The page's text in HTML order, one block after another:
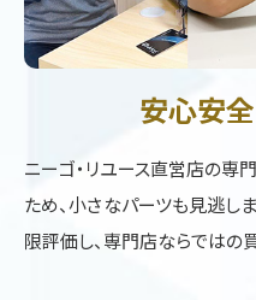
安心安
ニーゴ・リユース直営店の専
ため、小さなパーツも見逃し
限評価し、専門店ならではの